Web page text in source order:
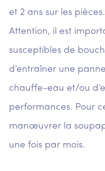
et 2 ans sur les pièces.
Attention, il est
susceptibles de
d’entraîner une
chauffe-eau et/ou
performances. Pour
manœuvrer la
une fois par mois.